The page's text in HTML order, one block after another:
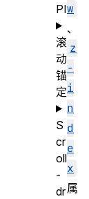
w
、
z
-
i
n
d
e
x
属
PI
滚
动
锚
定
S
cr
oll
-
dr